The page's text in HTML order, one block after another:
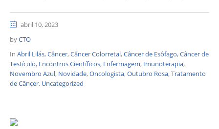
abril 10, 2023
byCTO
In Abril Lilás,Câncer,Câncer Colorretal,Câncer de Esôfago,Câncer de
Testículo, Encontros Científicos, Enfermagem, Imunoterapia,
Novembro Azul, Novidade,Oncologista,Outubro Rosa,Tratamento
de Câncer, Uncategorized